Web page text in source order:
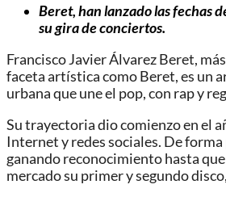
Beret, han lanzado las fechas
su gira de conciertos.
Francisco Javier Álvarez Beret,
faceta artística como Beret, es un
urbana que une el pop, con rap y
Su trayectoria dio comienzo en el
Internet y redes sociales. De
ganando reconocimiento hasta
mercado su primer y segundo